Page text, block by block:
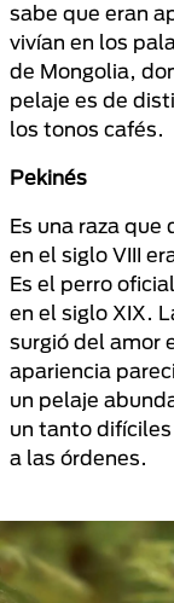
sabe que eran
vivían en los
de Mongolia,
pelaje es de
los tonos cafés.
Pekinés
Es una raza
en el siglo VIII
Es el perro
en el siglo XIX.
surgió del amor
apariencia
un pelaje
un tanto
a las órdenes.